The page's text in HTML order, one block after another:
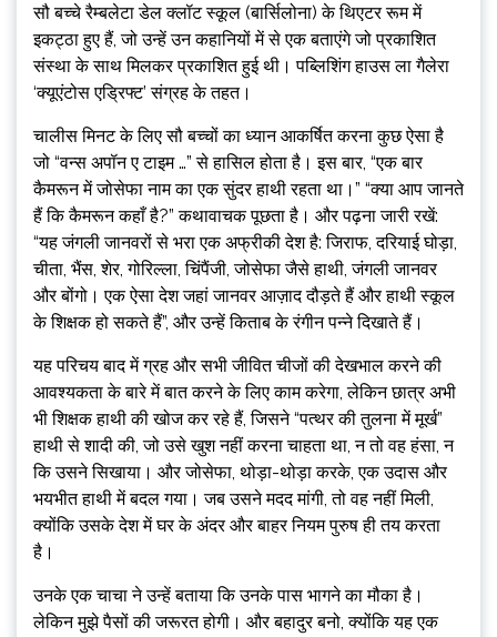
सौ बच्चे रैम्बलेटा डेल क्लॉट स्कूल (बार्सिलोना) के थिएटर रूम में
इकट्ठा हुए हैं, जो उन्हें उन कहानियों में से एक बताएंगे जो प्रकाशित
संस्था के साथ मिलकर प्रकाशित हुई थी। पब्लिशिंग हाउस ला गैलेरा
‘क्यूएंटोस एड्रिफ्ट’ संग्रह के तहत।
चालीस मिनट के लिए सौ बच्चों का ध्यान आकर्षित करना कुछ ऐसा है
जो “वन्स अपॉन ए टाइम …” से हासिल होता है। इस बार, “एक बार
कैमरून में जोसेफा नाम का एक सुंदर हाथी रहता था।” “क्या आप जानते
हैं कि कैमरून कहाँ है?” कथावाचक पूछता है। और पढ़ना जारी रखें:
“यह जंगली जानवरों से भरा एक अफ्रीकी देश है: जिराफ, दरियाई घोड़ा,
चीता, भैंस, शेर, गोरिल्ला, चिंपैंजी, जोसेफा जैसे हाथी, जंगली जानवर
और बोंगो। एक ऐसा देश जहां जानवर आज़ाद दौड़ते हैं और हाथी स्कूल
के शिक्षक हो सकते हैं”, और उन्हें किताब के रंगीन पन्ने दिखाते हैं।
यह परिचय बाद में ग्रह और सभी जीवित चीजों की देखभाल करने की
आवश्यकता के बारे में बात करने के लिए काम करेगा, लेकिन छात्र अभी
भी शिक्षक हाथी की खोज कर रहे हैं, जिसने “पत्थर की तुलना में मूर्ख”
हाथी से शादी की, जो उसे खुश नहीं करना चाहता था, न तो वह हंसा, न
कि उसने सिखाया। और जोसेफा, थोड़ा-थोड़ा करके, एक उदास और
भयभीत हाथी में बदल गया। जब उसने मदद मांगी, तो वह नहीं मिली,
क्योंकि उसके देश में घर के अंदर और बाहर नियम पुरुष ही तय करता
है।
उनके एक चाचा ने उन्हें बताया कि उनके पास भागने का मौका है।
लेकिन मुझे पैसों की जरूरत होगी। और बहादुर बनो, क्योंकि यह एक